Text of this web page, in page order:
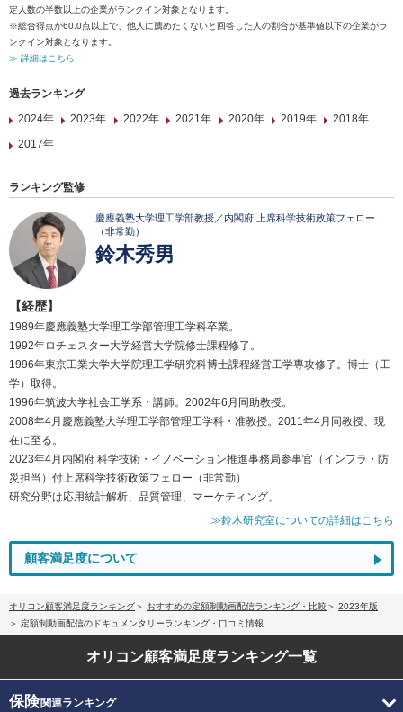
定人数の半数以上の企業がランクイン対象となります。
※総合得点が60.0点以上で、他人に薦めたくないと回答した人の割合が基準値以下の企業がラ
ンクイン対象となります。
≫ 詳細はこちら
過去ランキング
2024年
2023年 2022年 2021年 2020年 2019年
2018年
2017年
ランキング監修
慶應義塾大学理工学部教授／内閣府 上席科学技術政策フェロー
（非常勤）
鈴木秀男
【経歴】
1989年慶應義塾大学理工学部管理工学科卒業。
1992年ロチェスター大学経営大学院修士課程修了。
1996年東京工業大学大学院理工学研究科博士課程経営工学専攻修了。博士（工
学）取得。
1996年筑波大学社会工学系・講師。2002年6月同助教授。
2008年4月慶應義塾大学理工学部管理工学科・准教授。2011年4月同教授、現
在に至る。
2023年4月内閣府 科学技術・イノベーション推進事務局参事官（インフラ・防
災担当）付上席科学技術政策フェロー（非常勤）
研究分野は応用統計解析、品質管理、マーケティング。
≫鈴木研究室についての詳細はこちら
顧客満足度について
オリコン顧客満足度ランキング おすすめの定額制動画配信ランキング・比較
2023年版
定額制動画配信のドキュメンタリーランキング・口コミ情報
オリコン顧客満足度ランキング一覧
保険関連ランキング